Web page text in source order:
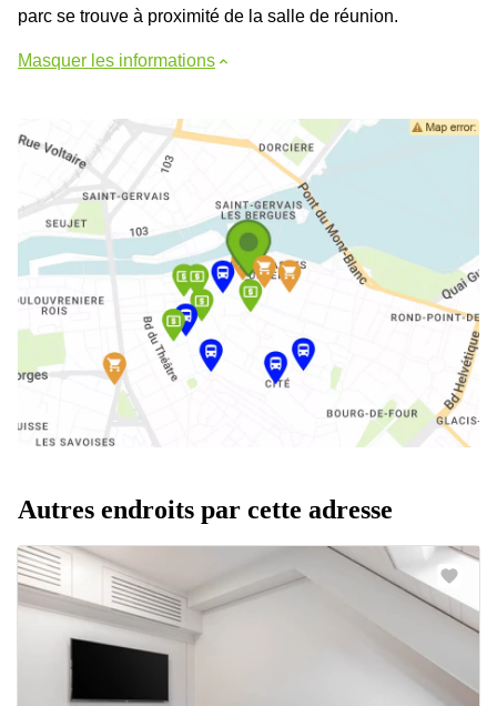
parc se trouve à proximité de la salle de réunion.
Masquer les informations
Autres endroits par cette adresse